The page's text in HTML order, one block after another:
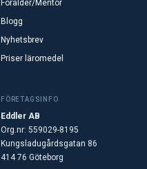
Förälder/Mentor
Blogg
Nyhetsbrev
Priser läromedel
FÖRETAGSINFO
Eddler AB
Org.nr: 559029-8195
Kungsladugårdsgatan 86
414 76 Göteborg